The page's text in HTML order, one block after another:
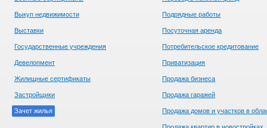
Выкуп недвижимости
Выставки
Государственные учреждения
Девелопмент
Жилищные сертификаты
Застройщики
Зачет жилья
Подрядные работы
Посуточная аренда
Потребительское кредитование
Приватизация
Продажа бизнеса
Продажа гаражей
Продажа домов и участков в